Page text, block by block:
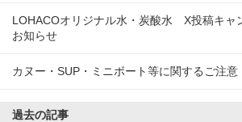
LOHACOオリジナル水・炭酸水 X投稿キ
お知らせ
カヌー・SUP・ミニボート等に関するご注意
過去の記事